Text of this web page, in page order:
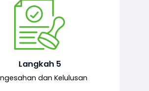
Langkah 5
dan Kelulusan
pelulus menilai permohonan
pengesahan serta
akhir sekiranya semuanya
syarat ditetapkan.